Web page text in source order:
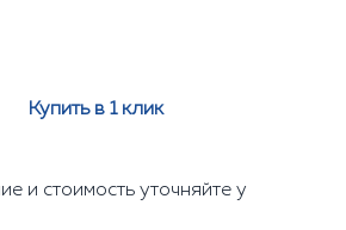
Купить в 1 клик
и стоимость уточняйте у